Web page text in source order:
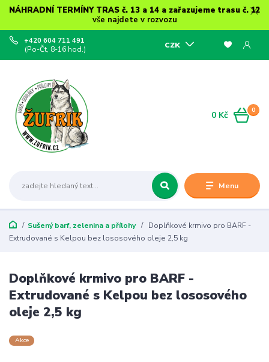
NÁHRADNÍ TERMÍNY TRAS č. 13 a 14 a zařazujeme trasu č. 12
vše najdete v rozvozu
Menu
CZK
+420 604 711 491
(Po-Čt, 8-16 hod.)
0
0 Kč
Sušený barf, zelenina a přílohy
Doplňkové krmivo pro BARF -
Extrudované s Kelpou bez lososového oleje 2,5 kg
Doplňkové krmivo pro BARF -
Extrudované s Kelpou bez lososového
oleje 2,5 kg
Akce